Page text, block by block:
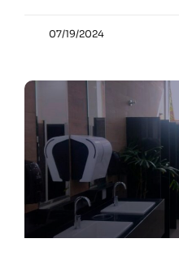
07/19/2024